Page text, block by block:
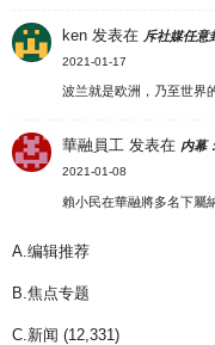
ken 发表在 斥社媒任意
2021-01-17
波兰就是欧洲，乃至世界
華融員工 发表在 内幕
2021-01-08
賴小民在華融將多名下屬
A.编辑推荐
B.焦点专题
C.新闻 (12,331)